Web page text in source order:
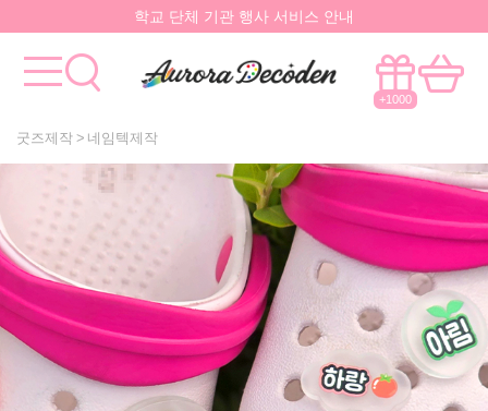
요즘 대박 핫한 아이템은 멀까나?
+1000
굿즈제작 네임텍제작